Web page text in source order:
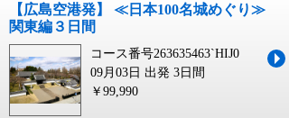
【広島空港発】 ≪日本100名城めぐり≫
関東編３日間
コース番号263635463`HIJ0
09月03日 出発 3日間
￥99,990